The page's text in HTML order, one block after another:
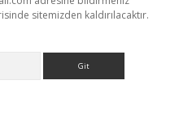
sitemizden kaldırılacaktır.